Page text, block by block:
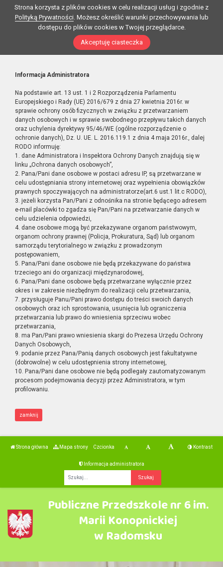
Strona korzysta z plików cookies w celu realizacji usług i zgodnie z
Polityką Prywatności. Możesz określić warunki przechowywania lub
dostępu do plików cookies w Twojej przeglądarce.
Akceptuję ciasteczka
Informacja Administratora
Na podstawie art. 13 ust. 1 i 2 Rozporządzenia Parlamentu
Europejskiego i Rady (UE) 2016/679 z dnia 27 kwietnia 2016r. w
sprawie ochrony osób fizycznych w związku z przetwarzaniem
danych osobowych i w sprawie swobodnego przepływu takich danych
oraz uchylenia dyrektywy 95/46/WE (ogólne rozporządzenie o
ochronie danych), Dz. U. UE. L. 2016.119.1 z dnia 4 maja 2016r., dalej
RODO informuję:
1. dane Administratora i Inspektora Ochrony Danych znajdują się w
linku „Ochrona danych osobowych”,
2. Pana/Pani dane osobowe w postaci adresu IP, są przetwarzane w
celu udostępniania strony internetowej oraz wypełnienia obowiązków
prawnych spoczywających na administratorze(art.6 ust.1 lit.c RODO),
3. jeżeli korzysta Pan/Pani z odnośnika na stronie będącego adresem
e-mail placówki to zgadza się Pan/Pani na przetwarzanie danych w
celu udzielenia odpowiedzi,
4. dane osobowe mogą być przekazywane organom państwowym,
organom ochrony prawnej (Policja, Prokuratura, Sąd) lub organom
samorządu terytorialnego w związku z prowadzonym
postępowaniem,
5. Pana/Pani dane osobowe nie będą przekazywane do państwa
trzeciego ani do organizacji międzynarodowej,
6. Pana/Pani dane osobowe będą przetwarzane wyłącznie przez
okres i w zakresie niezbędnym do realizacji celu przetwarzania,
7. przysługuje Panu/Pani prawo dostępu do treści swoich danych
osobowych oraz ich sprostowania, usunięcia lub ograniczenia
przetwarzania lub prawo do wniesienia sprzeciwu wobec
przetwarzania,
8. ma Pan/Pani prawo wniesienia skargi do Prezesa Urzędu Ochrony
Danych Osobowych,
9. podanie przez Pana/Panią danych osobowych jest fakultatywne
(dobrowolne) w celu udostępnienia strony internetowej,
10. Pana/Pani dane osobowe nie będą podlegały zautomatyzowanym
procesom podejmowania decyzji przez Administratora, w tym
profilowaniu.
zamknij
Strona główna Mapa strony Czcionka Kontrast
Informacja administratora
Publiczne Przedszkole nr 6 im.
Marii Konopnickiej
w Radomsku